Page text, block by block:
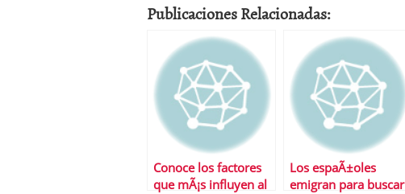
Publicaciones Relacionadas:
Conoce los factores
que mÃ¡s influyen al
Los espaÃ±oles
emigran para buscar